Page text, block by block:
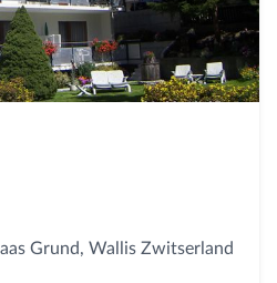
Grund, Wallis Zwitserland